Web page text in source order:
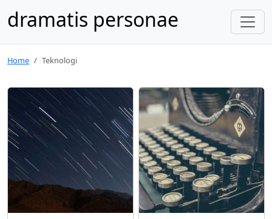
dramatis personae
Home Teknologi